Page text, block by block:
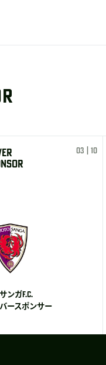
03 | 10
ンガF.C.
ースポンサー